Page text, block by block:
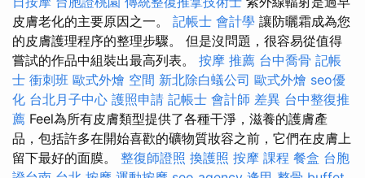
皮膚老化的主要原因之一。 記帳士 會計學 讓防曬霜成為您
的皮膚護理程序的整理步驟。 但是沒問題，很容易從值得
嘗試的作品中組裝出最高列表。 按摩 推薦 台中喬骨 記帳
士 衝刺班 歐式外燴 空間 新北除白蟻公司 歐式外燴 seo優
化 台北月子中心 護照申請 記帳士 會計師 差異 台中整復推
薦 Feel為所有皮膚類型提供了各種干淨，滋養的護膚產
品，包括許多在開始喜歡的礦物質妝容之前，它們在皮膚上
留下最好的面膜。 整復師證照 換護照 按摩 課程 餐盒 台胞